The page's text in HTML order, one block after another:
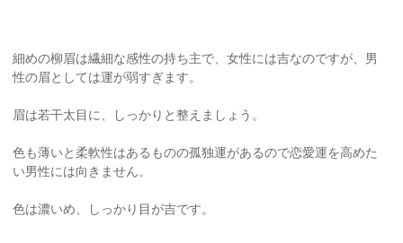
細めの柳眉は繊細な感性の持ち主で、女性には吉なのですが、男
性の眉としては運が弱すぎます。
眉は若干太目に、しっかりと整えましょう。
色も薄いと柔軟性はあるものの孤独運があるので恋愛運を高めた
い男性には向きません。
色は濃いめ、しっかり目が吉です。